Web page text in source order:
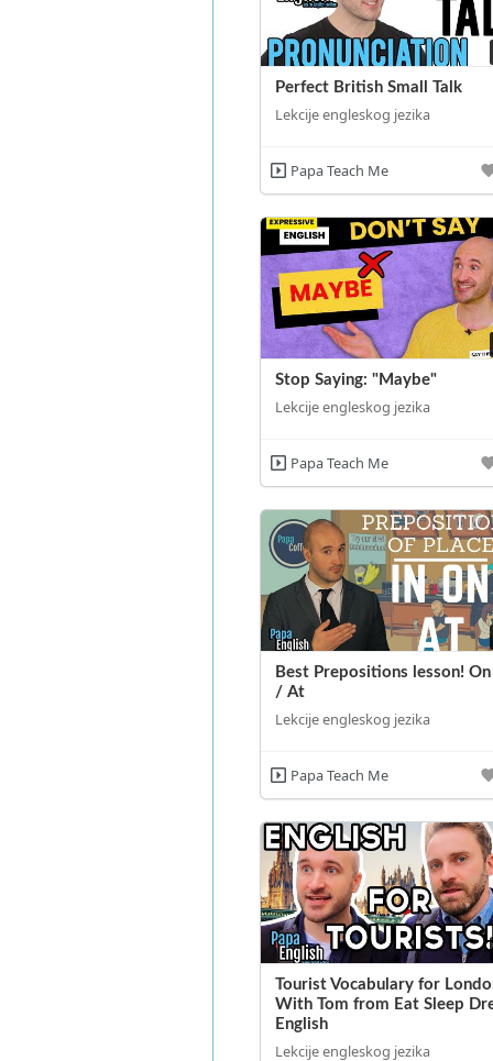
Perfect British Small Talk
Lekcije engleskog jezika
Papa Teach Me
Stop Saying: "Maybe"
Lekcije engleskog jezika
Papa Teach Me
Best Prepositions lesson!
/ At
Lekcije engleskog jezika
Papa Teach Me
Tourist Vocabulary for
With Tom from Eat Sleep
English
Lekcije engleskog jezika